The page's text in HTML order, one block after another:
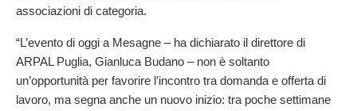
associazioni di categoria.
“L’evento di oggi a Mesagne – ha dichiarato il direttore di
ARPAL Puglia, Gianluca Budano – non è soltanto
un’opportunità per favorire l’incontro tra domanda e offerta di
lavoro, ma segna anche un nuovo inizio: tra poche settimane